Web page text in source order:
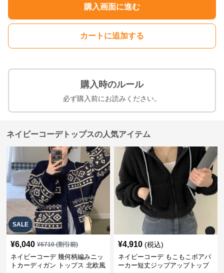
購入画面に進む
カートに追加する
購入時のルール
必ず購入前にお読みください。
ネイビーコーデトップスの人気アイテム
SALE
¥6,040 ¥6710(割引前)
ネイビーコーデ 幾何柄編みニッ
トカーディガン トップス 北欧風
¥4,910 (税込)
ネイビーコーデ もこもこボアパ
ーカー短丈ジップアップトップ